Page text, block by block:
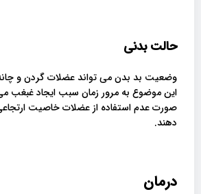
حالت بدنی
وضعیت بد بدن می تواند عضلات گردن و
این موضوع به مرور زمان سبب ایجاد غبغب می
صورت عدم استفاده از عضلات خاصیت
دهند.
درمان